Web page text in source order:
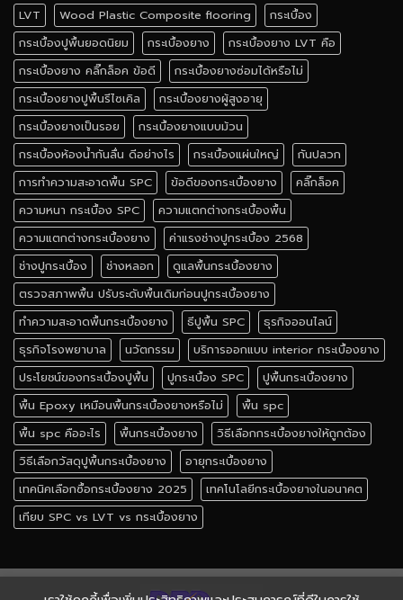
LVT Wood Plastic Composite flooring
กระเบื้อง
กระเบื้องปูพื้นยอดนิยม
กระเบื้องยาง
กระเบื้องยาง LVT คือ
กระเบื้องยาง คลิ๊กล็อค ข้อดี
กระเบื้องยางซ่อมได้หรือไม่
กระเบื้องยางปูพื้นรีไซเคิล
กระเบื้องยางผู้สูงอายุ
กระเบื้องยางเป็นรอย
กระเบื้องยางแบบม้วน
กระเบื้องห้องน้ำกันลื่น ดีอย่างไร
กระเบื้องแผ่นใหญ่
กันปลวก
การทำความสะอาดพื้น SPC
ข้อดีของกระเบื้องยาง
คลิ๊กล็อค
ความหนา กระเบื้อง SPC
ความแตกต่างกระเบื้องพื้น
ความแตกต่างกระเบื้องยาง
ค่าแรงช่างปูกระเบื้อง 2568
ช่างปูกระเบื้อง
ช่างหลอก
ดูแลพื้นกระเบื้องยาง
ตรวจสภาพพื้น ปรับระดับพื้นเดิมก่อนปูกระเบื้องยาง
ทำความสะอาดพื้นกระเบื้องยาง
ธีปูพื้น SPC
ธุรกิจออนไลน์
ธุรกิจโรงพยาบาล
นวัตกรรม
บริการออกแบบ interior กระเบื้องยาง
ประโยชน์ของกระเบื้องปูพื้น
ปูกระเบื้อง SPC
ปูพื้นกระเบื้องยาง
พื้น Epoxy เหมือนพื้นกระเบื้องยางหรือไม่
พื้น spc
พื้น spc คืออะไร
พื้นกระเบื้องยาง
วิธีเลือกกระเบื้องยางให้ถูกต้อง
วิธีเลือกวัสดุปูพื้นกระเบื้องยาง
อายุกระเบื้องยาง
เทคนิคเลือกซื้อกระเบื้องยาง 2025
เทคโนโลยีกระเบื้องยางในอนาคต
เทียบ SPC vs LVT vs กระเบื้องยาง